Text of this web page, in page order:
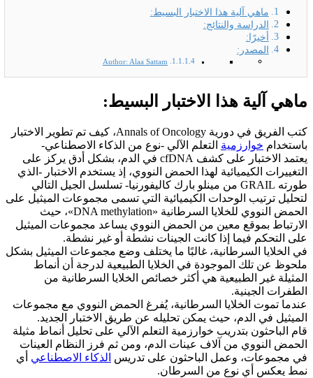
ماهي آلية هذا الاختبار البسيط:
الدراسة والنتائج:
أخيرًا:
المصدر:
Author: Alaa Sattam
ماهي آلية هذا الاختبار البسيط:
كتب الفريق في دورية Annals of Oncology، كيف تم تطوير الاختبار
باستخدام خوارزميةالتعلم الآلي -نوع من الذكاء الاصطناعي-
يعتمد الاختبار على كشف cfDNA في الدم، بشكل أدق يركز على
التغييرات الكيميائية لهذا الحمض النووي، إذ يستخدم الاختبار -الذي
طورته GRAIL من مينلو بارك كاليفورنيا- تسلسل الجيل التالي
لتحليل ترتيب الوحدات الكيميائية التي تسمى مجموعات الميثيل على
الحمض النووي للخلايا السرطانية «DNA methylation»، حيث
الارتباط بموقع معين من الحمض النووي يساعد مجموعات الميثيل
على التحكم فيما إذا كانت الجينات نشطة أو غير نشطة.
في الخلايا السرطانية، غالبًا ما يختلف وضع مجموعات الميثيل بشكل
ملحوظ عن تلك الموجودة في الخلايا الطبيعية لدرجة أن أنماط
المثيلة غير الطبيعية هي أكثر خصائص الخلايا السرطانية من
الطفرات الجينية.
عندما تموت الخلايا السرطانية، يُفرغ الحمض النووي مع مجموعات
الميثيل في الدم، حيث يمكن تحليله عن طريق الاختبار الجديد.
قام الباحثون بتدريب خوارزمية التعلم الآلي على تحليل أنماط مثيلة
الحمض النووي من آلاف عينات الدم، ومن ثم فرز النظام العينات
في مجموعات، وعمل الباحثون على تدريس الذكاء الاصطناعيأي
نمط يعكس أي نوع من السرطان.